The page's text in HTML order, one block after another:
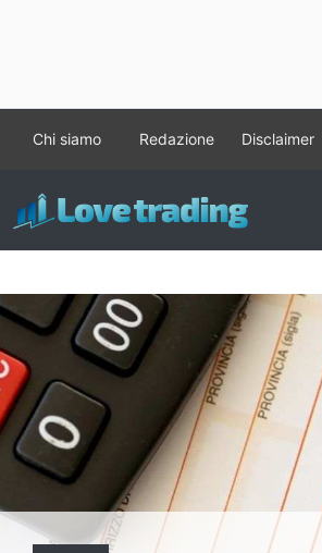
contenuto
Chi siamo Redazione Disclaimer